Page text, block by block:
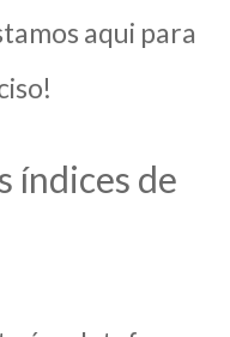
aqui para
índices de